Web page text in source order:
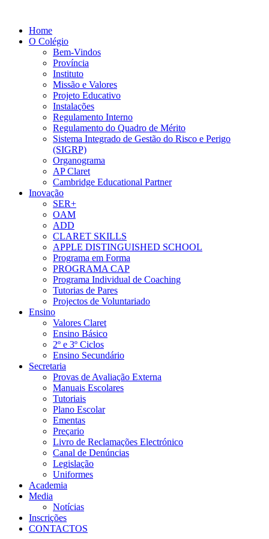
Home
O Colégio
Bem-Vindos
Província
Instituto
Missão e Valores
Projeto Educativo
Instalações
Regulamento Interno
Regulamento do Quadro de Mérito
Sistema Integrado de Gestão do Risco e Perigo
(SIGRP)
Organograma
AP Claret
Cambridge Educational Partner
Inovação
SER+
OAM
ADD
CLARET SKILLS
APPLE DISTINGUISHED SCHOOL
Programa em Forma
PROGRAMA CAP
Programa Individual de Coaching
Tutorias de Pares
Projectos de Voluntariado
Ensino
Valores Claret
Ensino Básico
2º e 3º Ciclos
Ensino Secundário
Secretaria
Provas de Avaliação Externa
Manuais Escolares
Tutoriais
Plano Escolar
Ementas
Preçario
Livro de Reclamações Electrónico
Canal de Denúncias
Legislação
Uniformes
Academia
Media
Notícias
Inscrições
CONTACTOS